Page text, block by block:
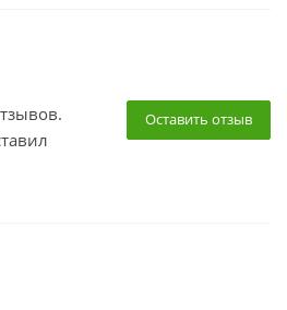
Оставить отзыв